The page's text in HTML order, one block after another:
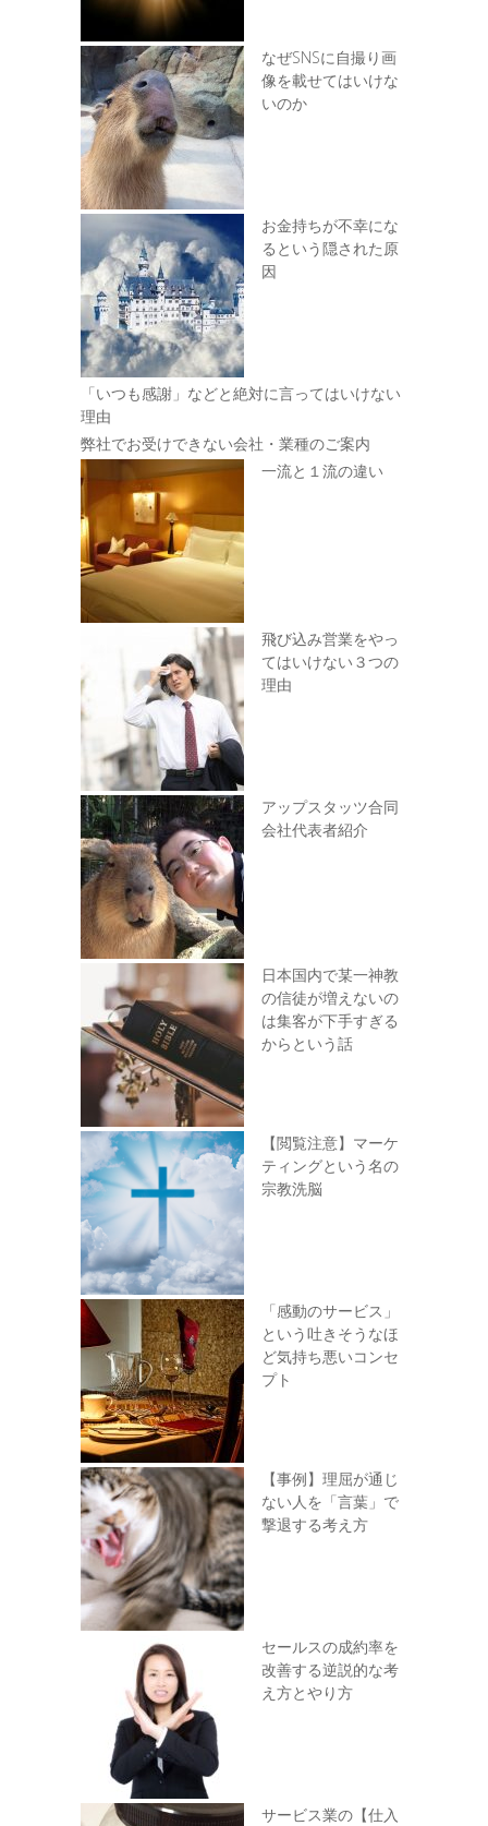
なぜSNSに自撮り画
像を載せてはいけな
いのか
お金持ちが不幸にな
るという隠された原
因
「いつも感謝」などと絶対に言ってはいけない
理由
弊社でお受けできない会社・業種のご案内
一流と１流の違い
飛び込み営業をやっ
てはいけない３つの
理由
アップスタッツ合同
会社代表者紹介
日本国内で某一神教
の信徒が増えないの
は集客が下手すぎる
からという話
【閲覧注意】マーケ
ティングという名の
宗教洗脳
「感動のサービス」
という吐きそうなほ
ど気持ち悪いコンセ
プト
【事例】理屈が通じ
ない人を「言葉」で
撃退する考え方
セールスの成約率を
改善する逆説的な考
え方とやり方
サービス業の【仕入